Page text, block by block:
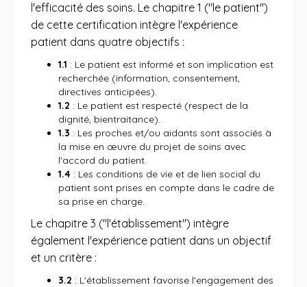
l'efficacité des soins. Le chapitre 1 ("le patient")
de cette certification intègre l'expérience
patient dans quatre objectifs :
1.1 : Le patient est informé et son implication est
recherchée (information, consentement,
directives anticipées).
1.2 : Le patient est respecté (respect de la
dignité, bientraitance).
1.3 : Les proches et/ou aidants sont associés à
la mise en œuvre du projet de soins avec
l'accord du patient.
1.4 : Les conditions de vie et de lien social du
patient sont prises en compte dans le cadre de
sa prise en charge.
Le chapitre 3 ("l'établissement") intègre
également l'expérience patient dans un objectif
et un critère :
3.2 : L'établissement favorise l'engagement des